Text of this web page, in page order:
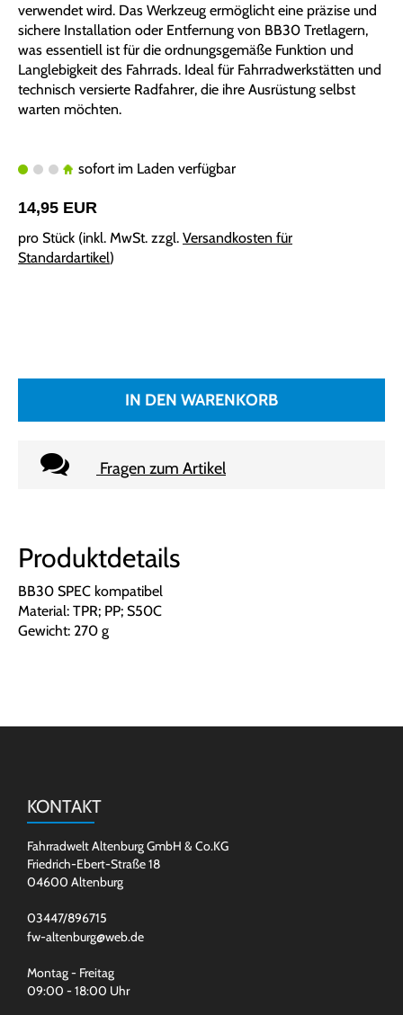
verwendet wird. Das Werkzeug ermöglicht eine präzise und
sichere Installation oder Entfernung von BB30 Tretlagern,
was essentiell ist für die ordnungsgemäße Funktion und
Langlebigkeit des Fahrrads. Ideal für Fahrradwerkstätten und
technisch versierte Radfahrer, die ihre Ausrüstung selbst
warten möchten.
sofort im Laden verfügbar
14,95 EUR
pro Stück (inkl. MwSt. zzgl. Versandkosten für
Standardartikel)
IN DEN WARENKORB
Fragen zum Artikel
Produktdetails
BB30 SPEC kompatibel
Material: TPR; PP; S50C
Gewicht: 270 g
KONTAKT
Fahrradwelt Altenburg GmbH & Co.KG
Friedrich-Ebert-Straße 18
04600 Altenburg
03447/896715
fw-altenburg@web.de
Montag - Freitag
09:00 - 18:00 Uhr